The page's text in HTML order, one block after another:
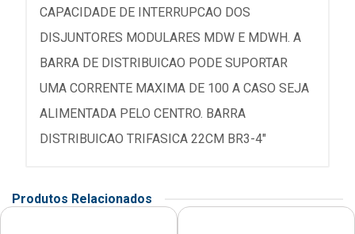
CAPACIDADE DE INTERRUPCAO DOS
DISJUNTORES MODULARES MDW E MDWH. A
BARRA DE DISTRIBUICAO PODE SUPORTAR
UMA CORRENTE MAXIMA DE 100 A CASO SEJA
ALIMENTADA PELO CENTRO. BARRA
DISTRIBUICAO TRIFASICA 22CM BR3-4"
Produtos Relacionados